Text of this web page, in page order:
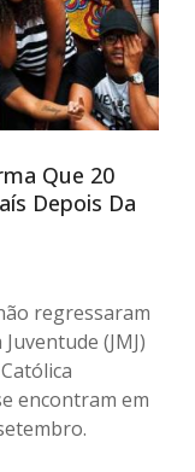
Que 20
Depois Da
regressaram
(JMJ)
encontram em